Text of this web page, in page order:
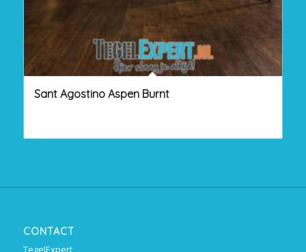
Sant Agostino Aspen Burnt
CONTACT
TegelExpert